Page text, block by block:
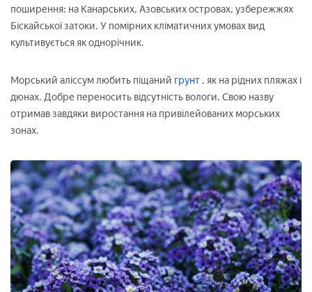
поширення: на Канарських, Азовських островах, узбережжях
Біскайської затоки. У помірних кліматичних умовах вид
культивується як однорічник.
Морський аліссум любить піщаний грунт , як на рідних пляжах і
дюнах. Добре переносить відсутність вологи. Свою назву
отримав завдяки виростання на привілейованих морських
зонах.